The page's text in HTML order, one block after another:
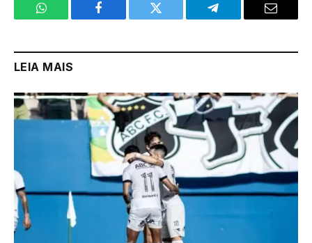
WhatsApp Facebook Twitter Telegram Email
LEIA MAIS